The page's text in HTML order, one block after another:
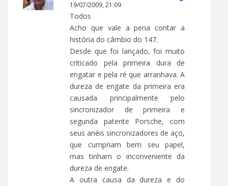
19/07/2009, 21:09
Todos
Acho que vale a pena contar a
história do câmbio do 147.
Desde que foi lançado, foi muito
criticado pela primeira dura de
engatar e pela ré que arranhava. A
dureza de engate da primeira era
causada principalmente pelo
sincronizador de primeira e
segunda patente Porsche, com
seus anéis sincronizadores de aço,
que cumpriam bem seu papel,
mas tinham o inconveniente da
dureza de engate.
A outra causa da dureza e do